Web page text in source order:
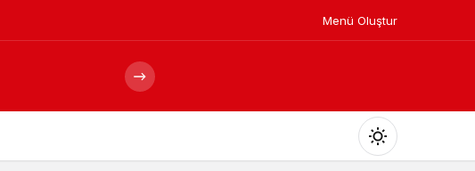
Menü Oluştur
Mod
değiştir